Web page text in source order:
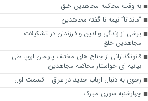
به وقت محاکمه مجاهدین خلق
“ماندانا” نیمه نا گفته مجاهدین
برشی از زندگی والدین و فرزندان در تشکیلات
مجاهدین خلق
قانونگذارانی از جناح های مختلف پارلمان اروپا طی
بیانیه ای خواستار محاکمه مجاهدین
رجوی به دنبال ارباب جدید در عراق – قسمت اول
چهارشنبه سوری مبارک